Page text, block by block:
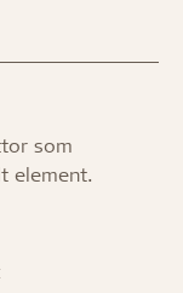
som
element.